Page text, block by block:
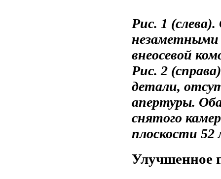
Рис. 1
незаметными
внеосевой
Рис. 2
детали,
апертуры.
снятого
плоскости 52
Улучшенное